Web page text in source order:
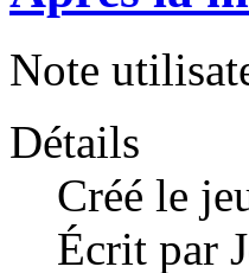
Note
Détails
Créé le
Écrit par